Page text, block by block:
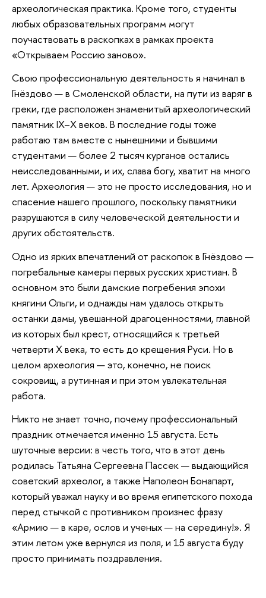
археологическая практика. Кроме того, студенты
любых образовательных программ могут
поучаствовать в раскопках в рамках проекта
«Открываем Россию заново».
Свою профессиональную деятельность я начинал в
Гнёздово — в Смоленской области, на пути из варяг в
греки, где расположен знаменитый археологический
памятник IX–X веков. В последние годы тоже
работаю там вместе с нынешними и бывшими
студентами — более 2 тысяч курганов остались
неисследованными, и их, слава богу, хватит на много
лет. Археология — это не просто исследования, но и
спасение нашего прошлого, поскольку памятники
разрушаются в силу человеческой деятельности и
других обстоятельств.
Одно из ярких впечатлений от раскопок в Гнёздово —
погребальные камеры первых русских христиан. В
основном это были дамские погребения эпохи
княгини Ольги, и однажды нам удалось открыть
останки дамы, увешанной драгоценностями, главной
из которых был крест, относящийся к третьей
четверти X века, то есть до крещения Руси. Но в
целом археология — это, конечно, не поиск
сокровищ, а рутинная и при этом увлекательная
работа.
Никто не знает точно, почему профессиональный
праздник отмечается именно 15 августа. Есть
шуточные версии: в честь того, что в этот день
родилась Татьяна Сергеевна Пассек — выдающийся
советский археолог, а также Наполеон Бонапарт,
который уважал науку и во время египетского похода
перед стычкой с противником произнес фразу
«Армию — в каре, ослов и ученых — на середину!». Я
этим летом уже вернулся из поля, и 15 августа буду
просто принимать поздравления.